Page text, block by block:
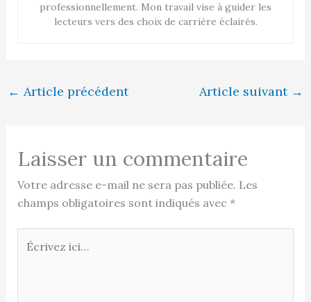
professionnellement. Mon travail vise à guider les
lecteurs vers des choix de carrière éclairés.
← Article précédent Article suivant →
Laisser un commentaire
Votre adresse e-mail ne sera pas publiée. Les
champs obligatoires sont indiqués avec *
Écrivez
ici…